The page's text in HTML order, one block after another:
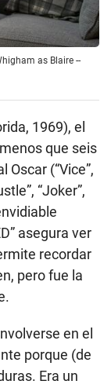
as Blaire --
1969), el
que seis
(“Vice”,
“Joker”,
asegura ver
recordar
pero fue la
en el
porque (de
Era un